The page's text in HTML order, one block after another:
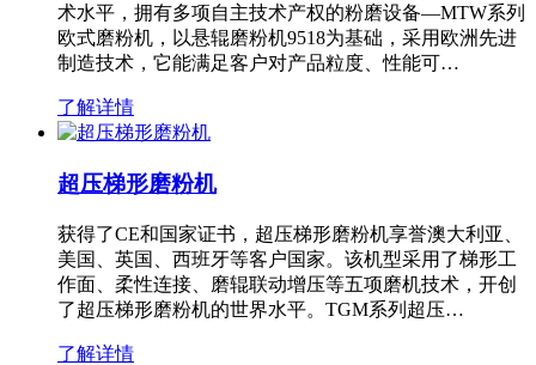
术水平，拥有多项自主技术产权的粉磨设备—MTW系列
欧式磨粉机，以悬辊磨粉机9518为基础，采用欧洲先进
制造技术，它能满足客户对产品粒度、性能可…
了解详情
超压梯形磨粉机
获得了CE和国家证书，超压梯形磨粉机享誉澳大利亚、
美国、英国、西班牙等客户国家。该机型采用了梯形工
作面、柔性连接、磨辊联动增压等五项磨机技术，开创
了超压梯形磨粉机的世界水平。TGM系列超压…
了解详情